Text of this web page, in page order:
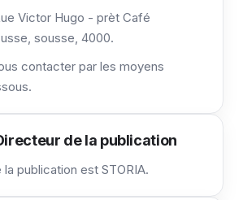
Victor Hugo - prèt Café
sousse, 4000.
contacter par les moyens
de la publication
publication est STORIA.